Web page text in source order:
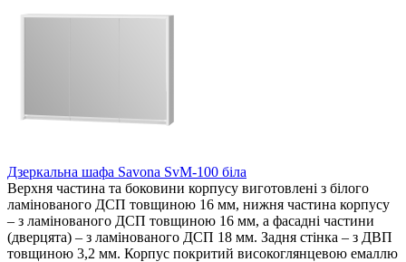
Дзеркальна шафа Savona SvM-100 біла
Верхня частина та боковини корпусу виготовлені з білого
ламінованого ДСП товщиною 16 мм, нижня частина корпусу
– з ламінованого ДСП товщиною 16 мм, а фасадні частини
(дверцята) – з ламінованого ДСП 18 мм. Задня стінка – з ДВП
товщиною 3,2 мм. Корпус покритий високоглянцевою емаллю